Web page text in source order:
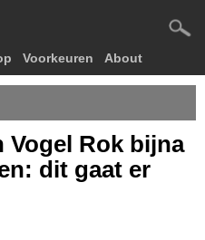
Voorkeuren About
Vogel Rok bijna
dit gaat er